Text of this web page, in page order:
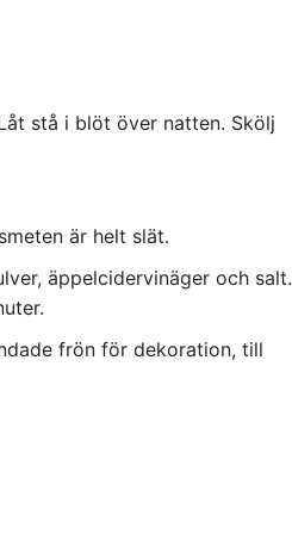
stå i blöt över natten. Skölj
är helt slät.
äppelcidervinäger och salt.
frön för dekoration, till